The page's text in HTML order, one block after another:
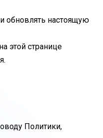
настоящую
этой странице
Политики,